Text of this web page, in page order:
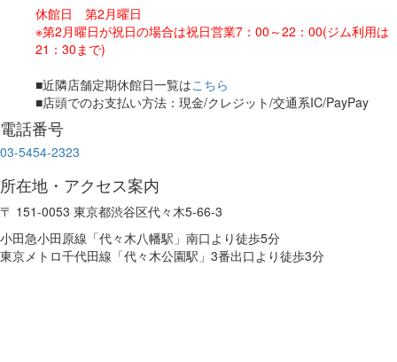
休館日 第2月曜日
※第2月曜日が祝日の場合は祝日営業7：00～22：00(ジム利用は
21：30まで)
■近隣店舗定期休館日一覧はこちら
■店頭でのお支払い方法：現金/クレジット/交通系IC/PayPay
電話番号
03-5454-2323
所在地・アクセス案内
〒 151-0053 東京都渋谷区代々木5-66-3
小田急小田原線「代々木八幡駅」南口より徒歩5分
東京メトロ千代田線「代々木公園駅」3番出口より徒歩3分